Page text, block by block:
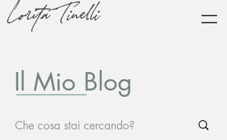
Lorita Tinelli
Il Mio Blog